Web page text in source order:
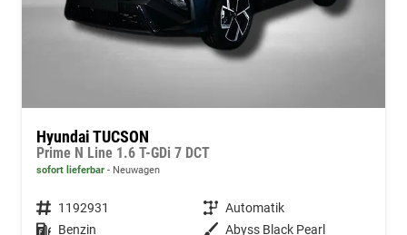
Hyundai TUCSON
Prime N Line 1.6 T-GDi 7 DCT
sofort lieferbar Neuwagen
Fahrzeugnummer 1192931 Getriebe Automatik
Kraftstoff Benzin Außenfarbe Abyss Black Pearl